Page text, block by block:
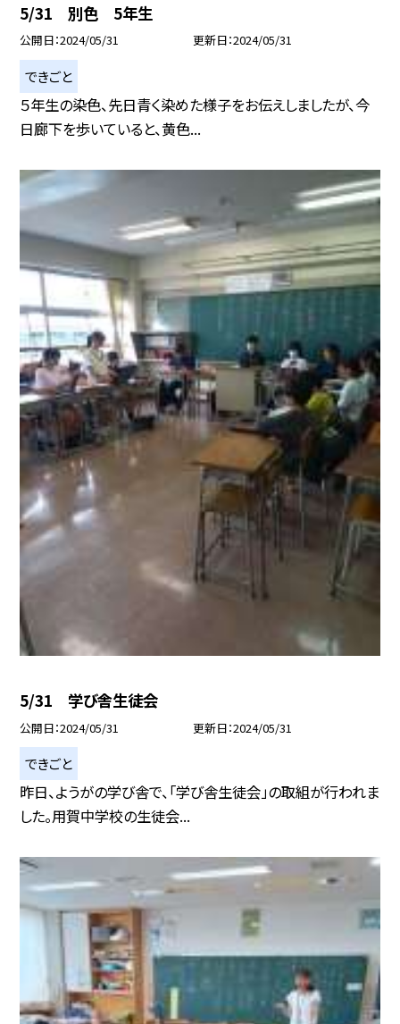
5/31 別色 5年生
公開日 2024/05/31 更新日 2024/05/31
できごと
５年生の染色、先日青く染めた様子をお伝えしましたが、今
日廊下を歩いていると、黄色...
5/31 学び舎生徒会
公開日 2024/05/31 更新日 2024/05/31
できごと
昨日、ようがの学び舎で、「学び舎生徒会」の取組が行われま
した。用賀中学校の生徒会...